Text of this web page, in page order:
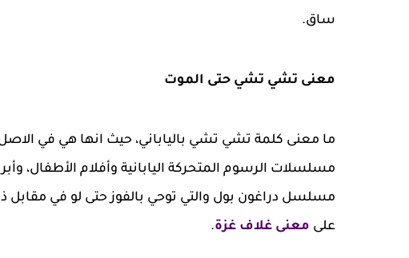
ساق.
معنى تشي تشي حتى الموت
مسلسلات الرسوم المتحركة اليابانية وأفلام الأطفال،
مسلسل دراغون بول والتي توحي بالفوز حتى لو في
على معنى غلاف غزة.